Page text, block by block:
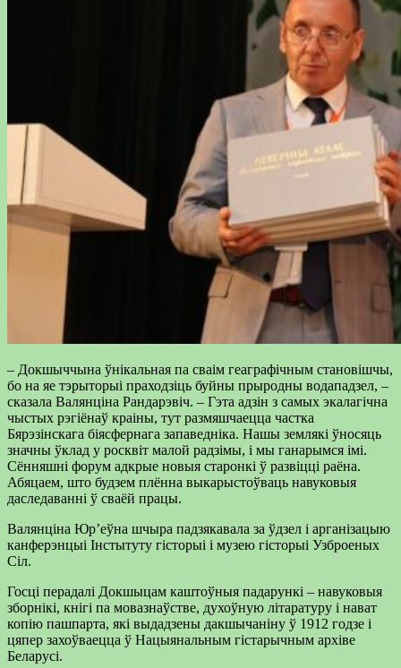
– Докшыччына ўнікальная па сваім геаграфічным становішчы,
бо на яе тэрыторыі праходзіць буйны прыродны водападзел, –
сказала Валянціна Рандарэвіч. – Гэта адзін з самых экалагічна
чыстых рэгіёнаў краіны, тут размяшчаецца частка
Бярэзінскага біясфернага запаведніка. Нашы землякі ўносяць
значны ўклад у росквіт малой радзімы, і мы ганарымся імі.
Сённяшні форум адкрые новыя старонкі ў развіцці раёна.
Абяцаем, што будзем плённа выкарыстоўваць навуковыя
даследаванні ў сваёй працы.
Валянціна Юр’еўна шчыра падзякавала за ўдзел і арганізацыю
канферэнцыі Інстытуту гісторыі і музею гісторыі Узброеных
Сіл.
Госці перадалі Докшыцам каштоўныя падарункі – навуковыя
зборнікі, кнігі па мовазнаўстве, духоўную літаратуру і нават
копію пашпарта, які выдадзены дакшычаніну ў 1912 годзе і
цяпер захоўваецца ў Нацыянальным гістарычным архіве
Беларусі.